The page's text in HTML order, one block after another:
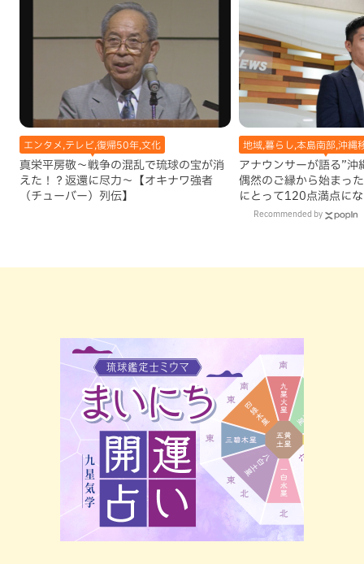
エンタメ,テレビ,復帰50年,文化
真栄平房敬～戦争の混乱で琉球の宝が消
えた！？返還に尽力～【オキナワ強者
（チューバー）列伝】
地域,暮らし,本島南部,沖縄
アナウンサーが語る”沖
偶然のご縁から始まっ
にとって120点満点に
Recommended by